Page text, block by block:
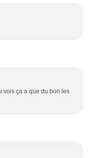
vois ça a que du bon les